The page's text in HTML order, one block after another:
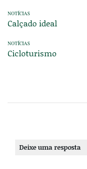
NOTÍCIAS
Calçado ideal
NOTÍCIAS
Cicloturismo
Deixe uma resposta